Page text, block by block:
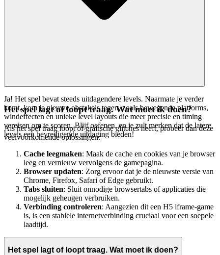
Ja! Het spel bevat steeds uitdagendere levels. Naarmate je verder
komt, kom je nieuwe obstakels tegen, zoals bewegende platforms,
windeffecten en unieke level layouts die meer precisie en timing
vereisen om te scoren. Blijf oefenen, en je zult merken dat de latere
levels een bevredigende uitdaging bieden!
Het spel lagt of loopt traag. Wat moet ik doen?
Als het spel traag loopt of grafische glitches heeft, probeer dan deze
veelvoorkomende oplossingen:
Cache leegmaken: Maak de cache en cookies van je browser
leeg en vernieuw vervolgens de gamepagina.
Browser updaten: Zorg ervoor dat je de nieuwste versie van
Chrome, Firefox, Safari of Edge gebruikt.
Tabs sluiten: Sluit onnodige browsertabs of applicaties die
mogelijk geheugen verbruiken.
Verbinding controleren: Aangezien dit een H5 iframe-game
is, is een stabiele internetverbinding cruciaal voor een soepele
laadtijd.
Het spel lagt of loopt traag. Wat moet ik doen?